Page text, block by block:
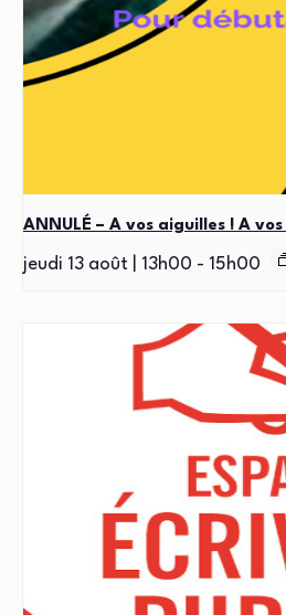
ANNULÉ – A vos aiguilles ! A
jeudi 13 août | 13h00 - 15h00